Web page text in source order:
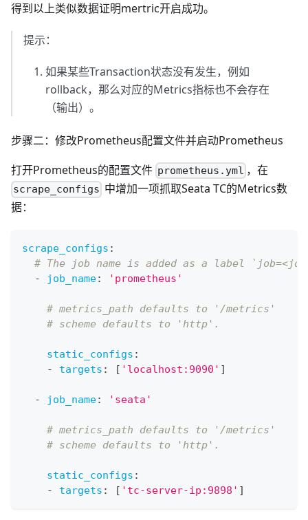
得到以上类似数据证明mertric开启成功。
提示：
如果某些Transaction状态没有发生，例如
rollback，那么对应的Metrics指标也不会存在
（输出）。
步骤二：修改Prometheus配置文件并启动Prometheus
打开Prometheus的配置文件 prometheus.yml ，在
scrape_configs 中增加一项抓取Seata TC的Metrics数
据：
scrape_configs :
# The job name is added as a label
-
job_name: 'prometheus'
# metrics_path defaults to '/metrics'
# scheme defaults to 'http'.
static_configs :
-
targets : [ 'localhost:9090' ]
- job_name: 'seata'
# metrics_path defaults to '/metrics'
# scheme defaults to 'http'.
static_configs :
-
targets : [ 'tc-server-ip:9898' ]